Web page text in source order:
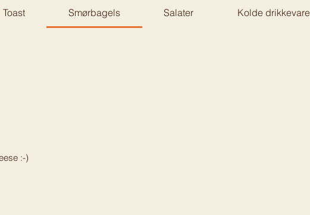
Smørbagels Salater Kolde
:-)